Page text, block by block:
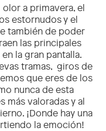
a primavera, el
estornudos y el
también de poder
las principales
la gran pantalla.
tramas, giros de
que eres de los
nunca de esta
más valoradas y al
¡Donde hay una
la emoción!